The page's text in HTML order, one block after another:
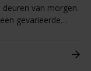
van morgen.
gevarieerde
spelen we in op